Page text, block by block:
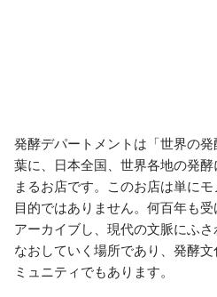
発酵デパートメントは「世界の
葉に、日本全国、世界各地の発
まるお店です。このお店は単に
目的ではありません。何百年も
アーカイブし、現代の文脈にふ
なおしていく場所であり、発酵
ミュニティでもあります。